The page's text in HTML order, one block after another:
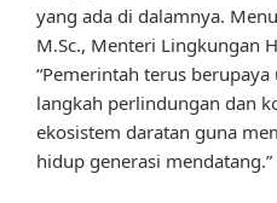
yang ada di dalamnya.
M.Sc., Menteri Lingkungan
“Pemerintah terus
langkah perlindungan dan
ekosistem daratan guna
hidup generasi mendatang.”